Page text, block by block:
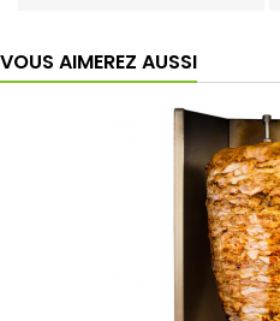
VOUS AIMEREZ AUSSI